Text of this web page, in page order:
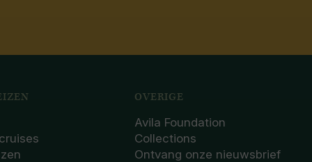
OVERIGE
Avila Foundation
Collections
Ontvang onze nieuwsbrief